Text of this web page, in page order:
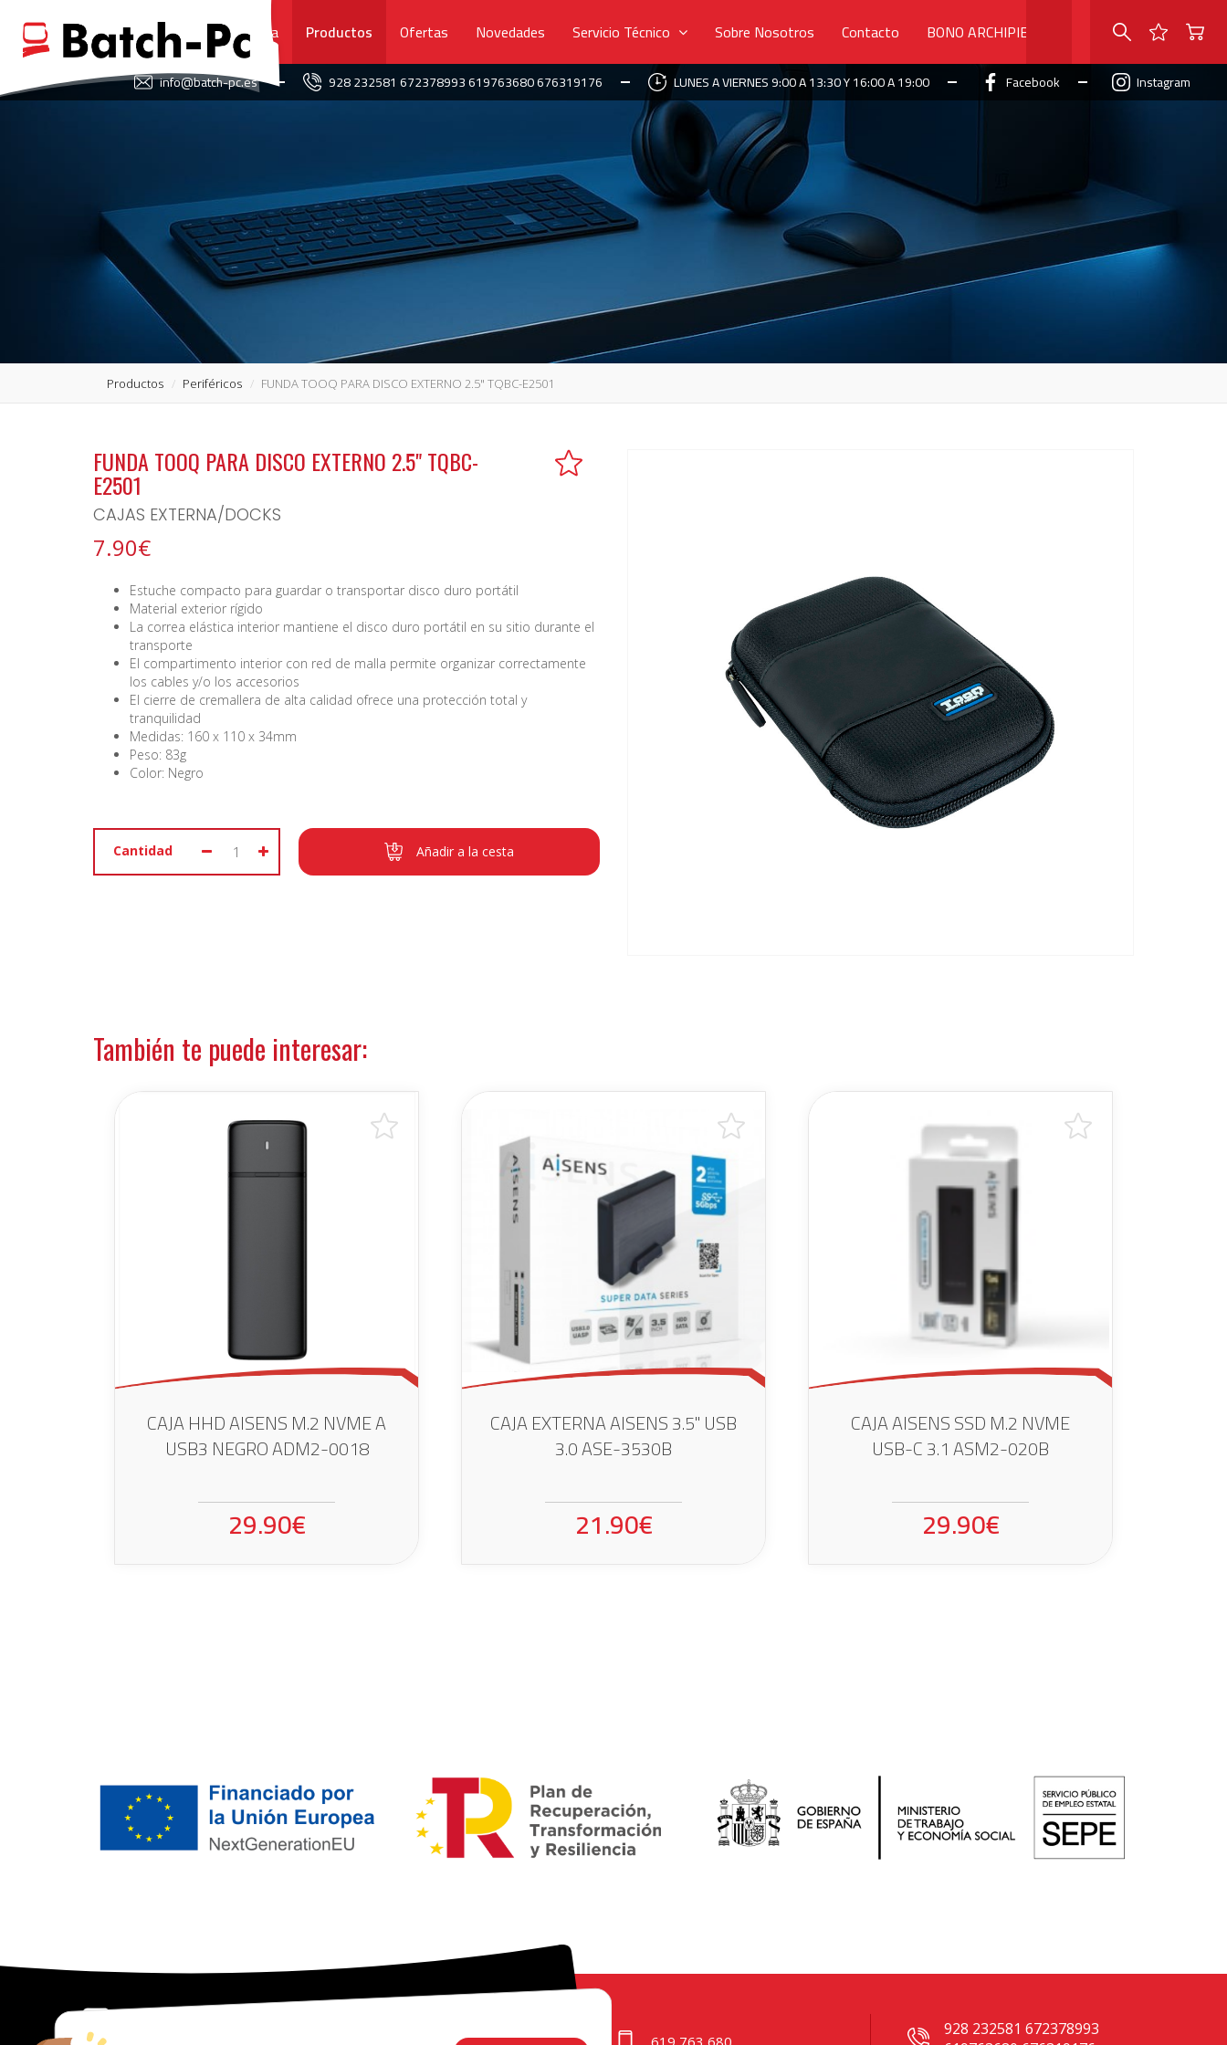
Portada Productos Ofertas Novedades Servicio Técnico Sobre Nosotros Contacto BONO ARCHIPIELAGO
info@batch-pc.es 928 232581 672378993 619763680 676319176 LUNES A VIERNES 9:00 A 13:30 Y 16:00 A 19:00 Facebook Instagram
Productos Periféricos FUNDA TOOQ PARA DISCO EXTERNO 2.5" TQBC-E2501
FUNDA TOOQ PARA DISCO EXTERNO 2.5" TQBC-
E2501
CAJAS EXTERNA/DOCKS
7.90€
Estuche compacto para guardar o transportar disco duro portátil
Material exterior rígido
La correa elástica interior mantiene el disco duro portátil en su sitio durante el
transporte
El compartimento interior con red de malla permite organizar correctamente
los cables y/o los accesorios
El cierre de cremallera de alta calidad ofrece una protección total y
tranquilidad
Medidas: 160 x 110 x 34mm
Peso: 83g
Color: Negro
Cantidad Añadir a la cesta
También te puede interesar:
CAJA HHD AISENS M.2 NVME A
USB3 NEGRO ADM2-0018
29.90€
CAJA EXTERNA AISENS 3.5" USB
3.0 ASE-3530B
21.90€
CAJA AISENS SSD M.2 NVME
USB-C 3.1 ASM2-020B
29.90€
619 763 680
928 232581 672378993
FAVORITOS